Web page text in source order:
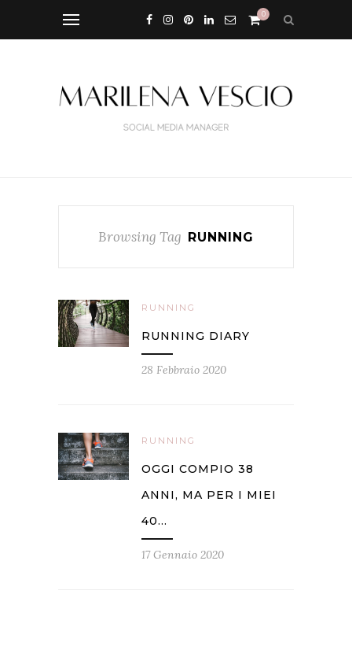
0
Browsing Tag RUNNING
RUNNING
RUNNING DIARY
28 Febbraio 2020
RUNNING
OGGI COMPIO 38
ANNI, MA PER I MIEI
40…
17 Gennaio 2020